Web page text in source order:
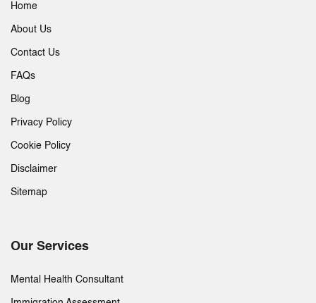
Home
About Us
Contact Us
FAQs
Blog
Privacy Policy
Cookie Policy
Disclaimer
Sitemap
Our Services
Mental Health Consultant